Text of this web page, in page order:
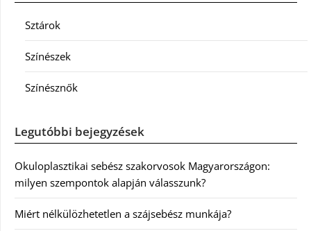
Sztárok
Színészek
Színésznők
Legutóbbi bejegyzések
Okuloplasztikai sebész szakorvosok Magyarországon:
milyen szempontok alapján válasszunk?
Miért nélkülözhetetlen a szájsebész munkája?